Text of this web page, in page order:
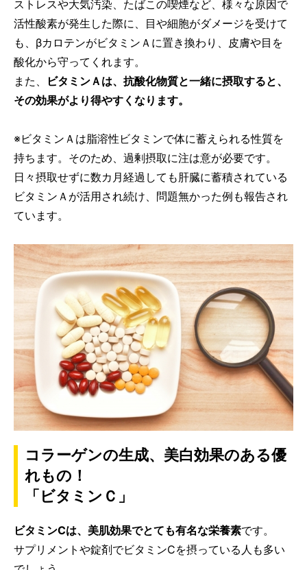
ストレスや大気汚染、たばこの喫煙など、様々な原因で
活性酸素が発生した際に、目や細胞がダメージを受けて
も、βカロテンがビタミンＡに置き換わり、皮膚や目を
酸化から守ってくれます。
また、
ビタミンＡは、抗酸化物質と一緒に摂取すると、
その効果がより得やすくなります。
※ビタミンＡは脂溶性ビタミンで体に蓄えられる性質を
持ちます。そのため、過剰摂取に注は意が必要です。
日々摂取せずに数カ月経過しても肝臓に蓄積されている
ビタミンＡが活用され続け、問題無かった例も報告され
ています。
コラーゲンの生成、美白効果のある優
れもの！
「ビタミンＣ」
ビタミンCは、美肌効果でとても有名な栄養素です。
サプリメントや錠剤でビタミンCを摂っている人も多い